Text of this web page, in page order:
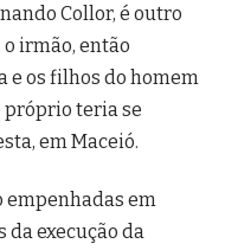
Collor, é outro
irmão, então
e os filhos do homem
próprio teria se
em Maceió.
empenhadas em
da execução da